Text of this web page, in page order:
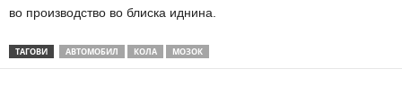
во производство во блиска иднина.
ТАГОВИ АВТОМОБИЛ КОЛА МОЗОК